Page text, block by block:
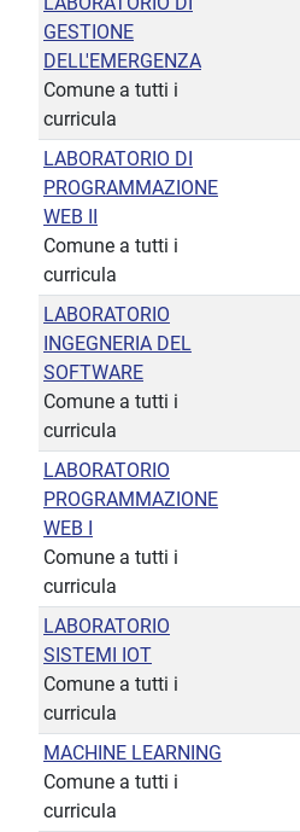
GESTIONE
DELL'EMERGENZA
Comune a tutti i
curricula
LABORATORIO DI
PROGRAMMAZIONE
WEB II
Comune a tutti i
curricula
LABORATORIO
INGEGNERIA DEL
SOFTWARE
Comune a tutti i
curricula
LABORATORIO
PROGRAMMAZIONE
WEB I
Comune a tutti i
curricula
LABORATORIO
SISTEMI IOT
Comune a tutti i
curricula
MACHINE LEARNING
Comune a tutti i
curricula